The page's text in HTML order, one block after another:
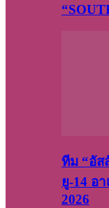
ทีม “อัส
ยู-14 อ
2026